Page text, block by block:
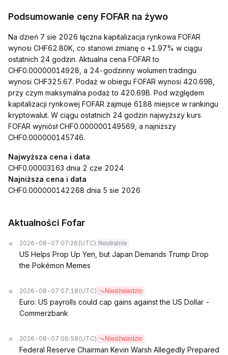
Podsumowanie ceny FOFAR na żywo
Na dzień 7 sie 2026 łączna kapitalizacja rynkowa FOFAR
wynosi CHF62.80K, co stanowi zmianę o +1.97% w ciągu
ostatnich 24 godzin. Aktualna cena FOFAR to
CHF0.00000014928, a 24-godzinny wolumen tradingu
wynosi CHF325.67. Podaż w obiegu FOFAR wynosi 420.69B,
przy czym maksymalna podaż to 420.69B. Pod względem
kapitalizacji rynkowej FOFAR zajmuje 6188 miejsce w rankingu
kryptowalut. W ciągu ostatnich 24 godzin najwyższy kurs
FOFAR wyniósł CHF0.000000149569, a najniższy
CHF0.000000145746.
Najwyższa cena i data
CHF0.00003163 dnia 2 cze 2024
Najniższa cena i data
CHF0.000000142268 dnia 5 sie 2026
Aktualności Fofar
2026-08-07 07:26 (UTC) Neutralnie
US Helps Prop Up Yen, but Japan Demands Trump Drop
the Pokémon Memes
2026-08-07 07:18 (UTC) Niedźwiedzio
Euro: US payrolls could cap gains against the US Dollar -
Commerzbank
2026-08-07 06:58 (UTC) Niedźwiedzio
Federal Reserve Chairman Kevin Warsh Allegedly Prepared